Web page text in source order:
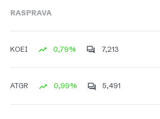
RASPRAVA
KOEI 0,79% 7,213
ATGR 0,99% 5,491